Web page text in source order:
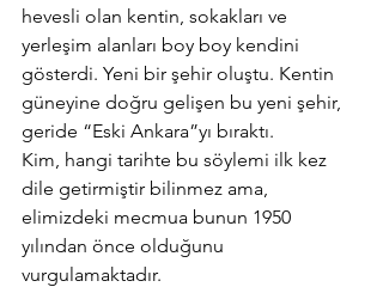
hevesli olan kentin, sokakları ve
yerleşim alanları boy boy kendini
gösterdi. Yeni bir şehir oluştu. Kentin
güneyine doğru gelişen bu yeni şehir,
geride “Eski Ankara”yı bıraktı.
Kim, hangi tarihte bu söylemi ilk kez
dile getirmiştir bilinmez ama,
elimizdeki mecmua bunun 1950
yılından önce olduğunu
vurgulamaktadır.